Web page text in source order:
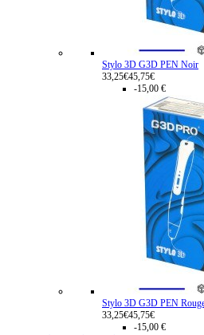
Stylo 3D G3D PEN Noir
33,25€45,75€
-15,00 €
Stylo 3D G3D PEN
33,25€45,75€
-15,00 €